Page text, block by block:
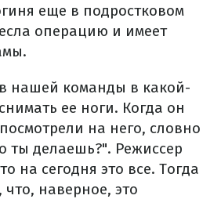
еще в подростковом
операцию и имеет
нашей команды в какой-
ее ноги. Когда он
на него, словно
ты делаешь?". Режиссер
на сегодня это все. Тогда
наверное, это